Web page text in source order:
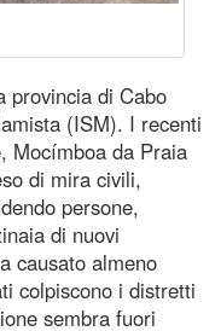
provincia di Cabo
(ISM). I recenti
Mocímboa da Praia
di mira civili,
persone,
di nuovi
causato almeno
colpiscono i distretti
sembra fuori